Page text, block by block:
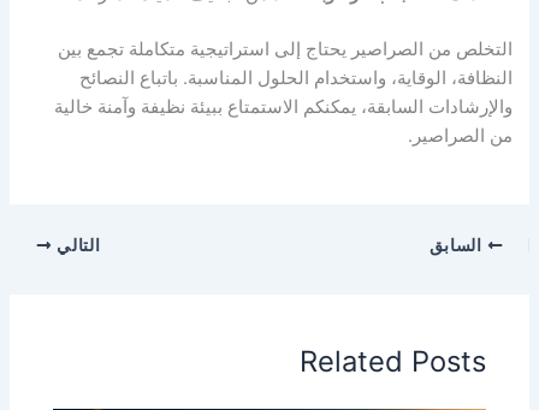
التخلص من الصراصير يحتاج إلى استراتيجية متكاملة تجمع بين
النظافة، الوقاية، واستخدام الحلول المناسبة. باتباع النصائح
والإرشادات السابقة، يمكنكم الاستمتاع ببيئة نظيفة وآمنة خالية
من الصراصير.
السابق التالي
Related Posts